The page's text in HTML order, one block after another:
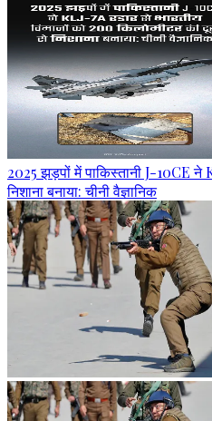
2025 झड़पों में पाकिस्तानी J-10CE ने
निशाना बनाया: चीनी वैज्ञानिक